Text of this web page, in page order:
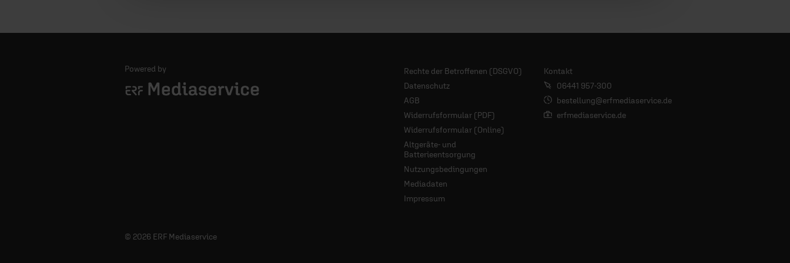
Powered by
Rechte der Betroffenen (DSGVO)
Datenschutz
AGB
Widerrufsformular (PDF)
Widerrufsformular (Online)
Altgeräte- und
Batterieentsorgung
Nutzungsbedingungen
Mediadaten
Impressum
Kontakt
06441 957-300
bestellung@erfmediaservice.de
erfmediaservice.de
© 2026 ERF Mediaservice